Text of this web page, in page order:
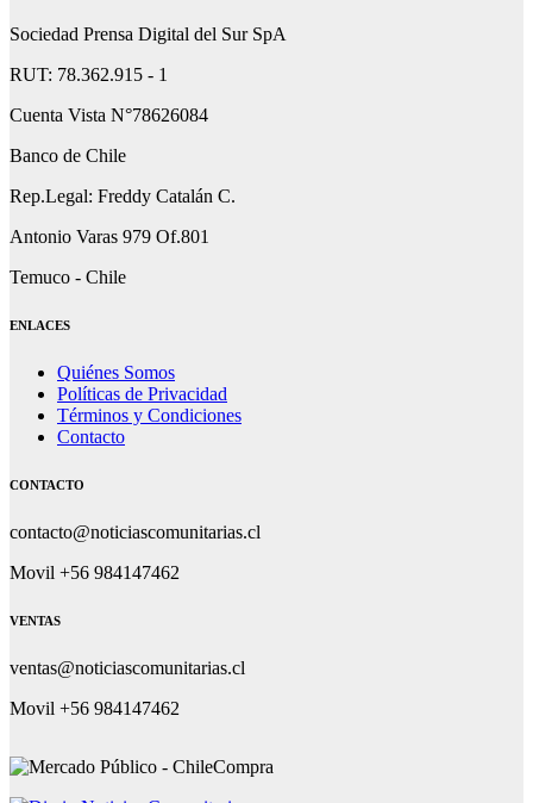
Sociedad Prensa Digital del Sur SpA
RUT: 78.362.915 - 1
Cuenta Vista N°78626084
Banco de Chile
Rep.Legal: Freddy Catalán C.
Antonio Varas 979 Of.801
Temuco - Chile
ENLACES
Quiénes Somos
Políticas de Privacidad
Términos y Condiciones
Contacto
CONTACTO
contacto@noticiascomunitarias.cl
Movil +56 984147462
VENTAS
ventas@noticiascomunitarias.cl
Movil +56 984147462